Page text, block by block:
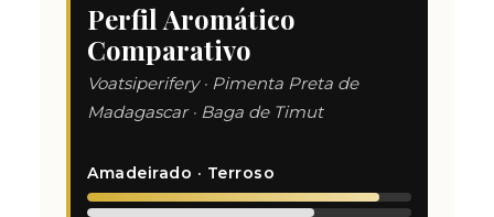
Perfil Aromático
Comparativo
Voatsiperifery · Pimenta Preta de
Madagascar · Baga de Timut
Amadeirado · Terroso